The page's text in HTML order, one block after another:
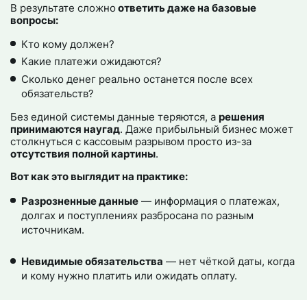
В результате сложноответить даже на базовые
вопросы:
Кто кому должен?
Какие платежи ожидаются?
Сколько денег реально останется после всех
обязательств?
Без единой системы данные теряются, а решения
принимаются наугад. Даже прибыльный бизнес может
столкнуться с кассовым разрывом просто из-за
отсутствия полной картины.
Вот как это выглядит на практике:
Разрозненные данные— информация о платежах,
долгах и поступлениях разбросана по разным
источникам.
Невидимые обязательства — нет чёткой даты, когда
и кому нужно платить или ожидать оплату.